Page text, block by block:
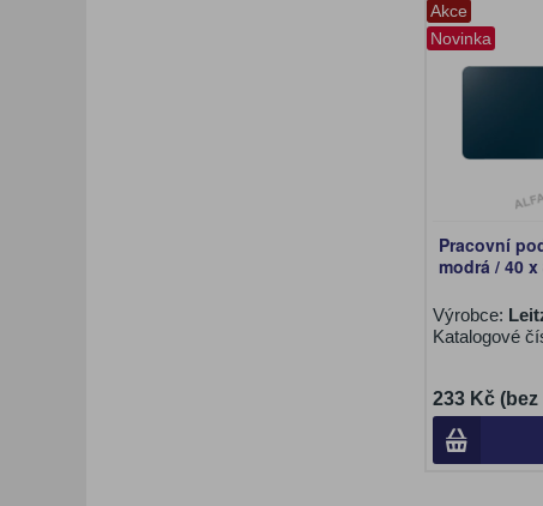
Akce
Novinka
Pracovní
modrá / 40 x
Výrobce:
Katalogové
233 Kč (bez